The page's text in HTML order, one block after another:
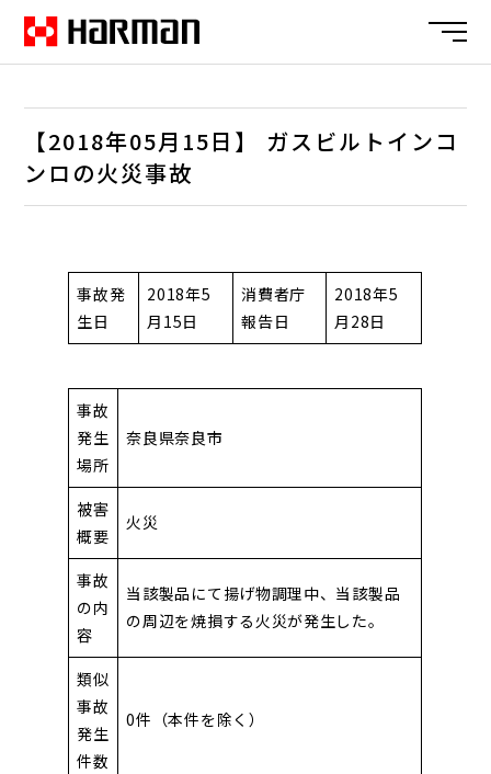
【2018年05月15日】 ガスビルトインコ
ンロの火災事故
事故発
生日
2018年5
月15日
消費者庁
報告日
2018年5
月28日
事故
発生
場所
奈良県奈良市
被害
概要
火災
事故
の内
容
当該製品にて揚げ物調理中、当該製品
の周辺を焼損する火災が発生した。
類似
事故
発生
件数
0件（本件を除く）